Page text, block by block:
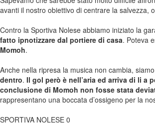
avanti il nostro obiettivo di centrare la salvezza,
Contro la Sportiva Nolese abbiamo iniziato la
fatto ipnotizzare dal portiere di casa. Poteva
Momoh.
Anche nella ripresa la musica non cambia,
dentro. Il gol però è nell’aria ed arriva di li a
conclusione di Momoh non fosse stata
rappresentano una boccata d’ossigeno per la
SPORTIVA NOLESE 0